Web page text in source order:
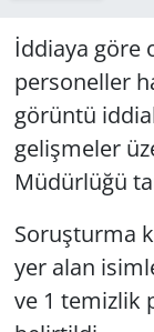
İddiaya göre
personeller
görüntü
gelişmeler
Müdürlüğü
Soruşturma
yer alan
ve 1 temizlik